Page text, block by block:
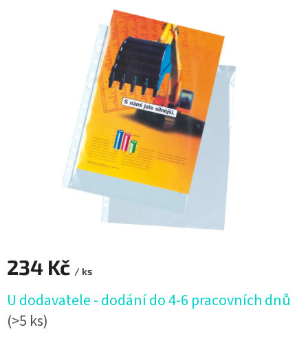
234 Kč / ks
cena:
U dodavatele - dodání do 4-6 pracovních dnů
(>5 ks)